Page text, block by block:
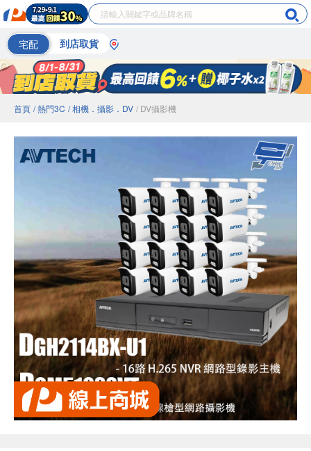
宅配 到店取貨
首頁 / 熱門3C / 相機．攝影．DV / DV攝影機